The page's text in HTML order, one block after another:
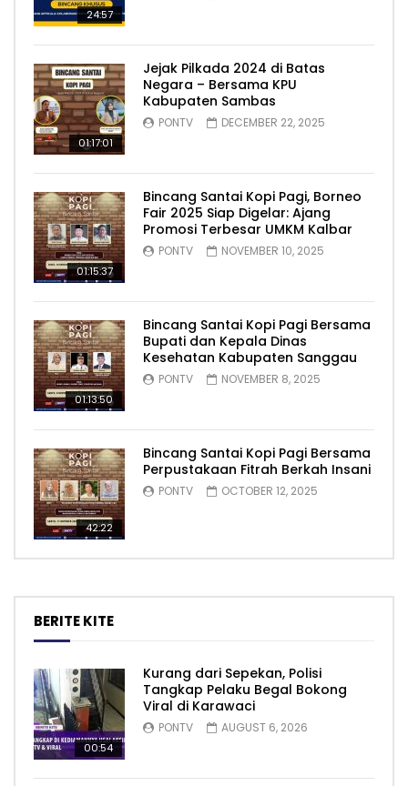
24:57
01:17:01
Jejak Pilkada 2024 di Batas
Negara – Bersama KPU
Kabupaten Sambas
PONTV DECEMBER 22, 2025
01:15:37
Bincang Santai Kopi Pagi, Borneo
Fair 2025 Siap Digelar: Ajang
Promosi Terbesar UMKM Kalbar
PONTV NOVEMBER 10, 2025
01:13:50
Bincang Santai Kopi Pagi Bersama
Bupati dan Kepala Dinas
Kesehatan Kabupaten Sanggau
PONTV NOVEMBER 8, 2025
42:22
Bincang Santai Kopi Pagi Bersama
Perpustakaan Fitrah Berkah Insani
PONTV OCTOBER 12, 2025
BERITE KITE
00:54
Kurang dari Sepekan, Polisi
Tangkap Pelaku Begal Bokong
Viral di Karawaci
PONTV AUGUST 6, 2026